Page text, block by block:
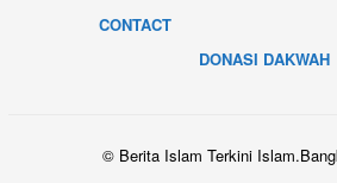
CONTACT
DONASI DAKWAH
© Berita Islam Terkini